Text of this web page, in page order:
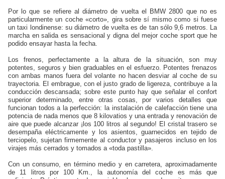
Por lo que se refiere al diámetro de vuelta el BMW 2800 que no es
particularmente un coche «corto», gira sobre sí mismo como si fuese
un taxi londinense: su diámetro de vuelta es de tan sólo 9,6 metros. La
marcha en salida es sensacional y digna del mejor coche sport que he
podido ensayar hasta la fecha.
Los frenos, perfectamente a la altura de la situación, son muy
potentes, seguros y bien graduables en el esfuerzo. Potentes frenazos
con ambas manos fuera del volante no hacen desviar al coche de su
trayectoria. El embrague, con el justo grado de ligereza, contribuye a la
conducción descansada; sobre este punto hay que señalar el confort
superior determinado, entre otras cosas, por varios detalles que
funcionan todos a la perfección: la instalación de calefacción tiene una
potencia de nada menos que 8 kilovatios y una entrada y renovación de
aire que puede alcanzar ¡los 100 litros al segundo! El cristal trasero se
desempaña eléctricamente y los asientos, guarnecidos en tejido de
terciopelo, sujetan firmemente al conductor y pasajeros incluso en los
virajes más cerrados y tomados a «toda pastilla».
Con un consumo, en término medio y en carretera, aproximadamente
de 11 litros por 100 Km., la autonomía del coche es más que